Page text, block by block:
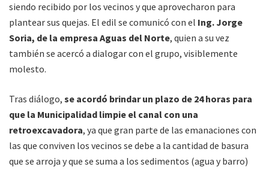
siendo recibido por los vecinos y que aprovecharon para
plantear sus quejas. El edil se comunicó con el Ing. Jorge
Soria, de la empresa Aguas del Norte, quien a su vez
también se acercó a dialogar con el grupo, visiblemente
molesto.
Tras diálogo, se acordó brindar un plazo de 24 horas para
que la Municipalidad limpie el canal con una
retroexcavadora, ya que gran parte de las emanaciones con
las que conviven los vecinos se debe a la cantidad de basura
que se arroja y que se suma a los sedimentos (agua y barro)